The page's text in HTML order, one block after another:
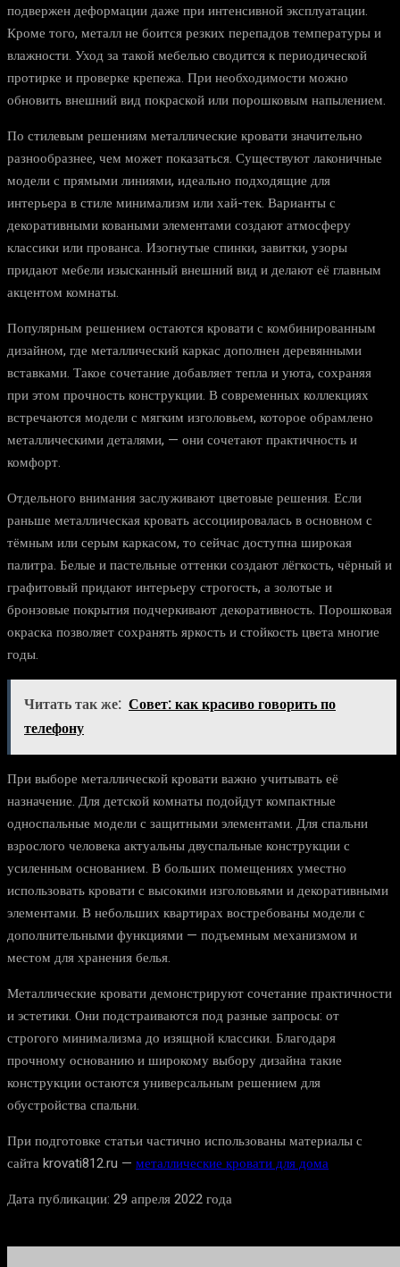
подвержен деформации даже при интенсивной эксплуатации.
Кроме того, металл не боится резких перепадов температуры и
влажности. Уход за такой мебелью сводится к периодической
протирке и проверке крепежа. При необходимости можно
обновить внешний вид покраской или порошковым напылением.
По стилевым решениям металлические кровати значительно
разнообразнее, чем может показаться. Существуют лаконичные
модели с прямыми линиями, идеально подходящие для
интерьера в стиле минимализм или хай-тек. Варианты с
декоративными коваными элементами создают атмосферу
классики или прованса. Изогнутые спинки, завитки, узоры
придают мебели изысканный внешний вид и делают её главным
акцентом комнаты.
Популярным решением остаются кровати с комбинированным
дизайном, где металлический каркас дополнен деревянными
вставками. Такое сочетание добавляет тепла и уюта, сохраняя
при этом прочность конструкции. В современных коллекциях
встречаются модели с мягким изголовьем, которое обрамлено
металлическими деталями, — они сочетают практичность и
комфорт.
Отдельного внимания заслуживают цветовые решения. Если
раньше металлическая кровать ассоциировалась в основном с
тёмным или серым каркасом, то сейчас доступна широкая
палитра. Белые и пастельные оттенки создают лёгкость, чёрный и
графитовый придают интерьеру строгость, а золотые и
бронзовые покрытия подчеркивают декоративность. Порошковая
окраска позволяет сохранять яркость и стойкость цвета многие
годы.
Читать так же: Совет: как красиво говорить по
телефону
При выборе металлической кровати важно учитывать её
назначение. Для детской комнаты подойдут компактные
односпальные модели с защитными элементами. Для спальни
взрослого человека актуальны двуспальные конструкции с
усиленным основанием. В больших помещениях уместно
использовать кровати с высокими изголовьями и декоративными
элементами. В небольших квартирах востребованы модели с
дополнительными функциями — подъемным механизмом и
местом для хранения белья.
Металлические кровати демонстрируют сочетание практичности
и эстетики. Они подстраиваются под разные запросы: от
строгого минимализма до изящной классики. Благодаря
прочному основанию и широкому выбору дизайна такие
конструкции остаются универсальным решением для
обустройства спальни.
При подготовке статьи частично использованы материалы с
сайта krovati812.ru — металлические кровати для дома
Дата публикации: 29 апреля 2022 года